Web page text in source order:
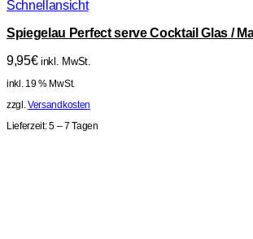
Schnellansicht
Spiegelau Perfect serve Cocktail Glas /
9,95€ inkl. MwSt.
inkl. 19 % MwSt.
zzgl.Versandkosten
Lieferzeit:5 – 7 Tagen